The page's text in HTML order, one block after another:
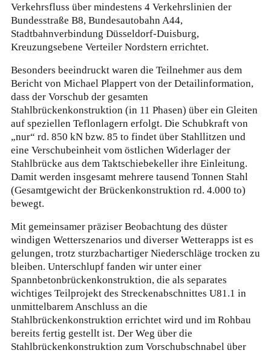
Verkehrsfluss über mindestens 4 Verkehrslinien der
Bundesstraße B8, Bundesautobahn A44,
Stadtbahnverbindung Düsseldorf-Duisburg,
Kreuzungsebene Verteiler Nordstern errichtet.
Besonders beeindruckt waren die Teilnehmer aus dem
Bericht von Michael Plappert von der Detailinformation,
dass der Vorschub der gesamten
Stahlbrückenkonstruktion (in 11 Phasen) über ein Gleiten
auf speziellen Teflonlagern erfolgt. Die Schubkraft von
„nur“ rd. 850 kN bzw. 85 to findet über Stahllitzen und
eine Verschubeinheit vom östlichen Widerlager der
Stahlbrücke aus dem Taktschiebekeller ihre Einleitung.
Damit werden insgesamt mehrere tausend Tonnen Stahl
(Gesamtgewicht der Brückenkonstruktion rd. 4.000 to)
bewegt.
Mit gemeinsamer präziser Beobachtung des düster
windigen Wetterszenarios und diverser Wetterapps ist es
gelungen, trotz sturzbachartiger Niederschläge trocken zu
bleiben. Unterschlupf fanden wir unter einer
Spannbetonbrückenkonstruktion, die als separates
wichtiges Teilprojekt des Streckenabschnittes U81.1 in
unmittelbarem Anschluss an die
Stahlbrückenkonstruktion errichtet wird und im Rohbau
bereits fertig gestellt ist. Der Weg über die
Stahlbrückenkonstruktion zum Vorschubschnabel über